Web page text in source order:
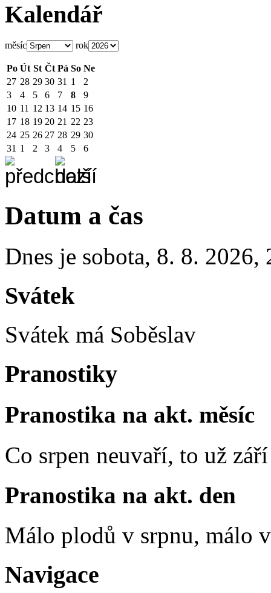
Kalendář
měsíc rok
Po Út St Čt Pá So Ne
27 28 29 30 31 1
2
3
4 5 6 7 8
9
10 11 12 13 14 15 16
17 18 19 20 21 22 23
24 25 26 27 28 29 30
31 1 2 3 4 5 6
Datum a čas
Dnes je sobota, 8. 8. 2026,
Svátek
Svátek má Soběslav
Pranostiky
Pranostika na akt. měsíc
Co srpen neuvaří, to už
Pranostika na akt. den
Málo plodů v srpnu, málo
Navigace